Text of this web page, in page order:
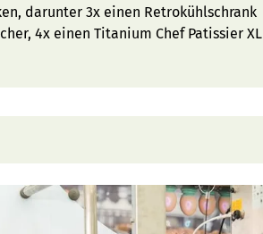
darunter 3x einen Retrokühlschrank
4x einen Titanium Chef Patissier XL